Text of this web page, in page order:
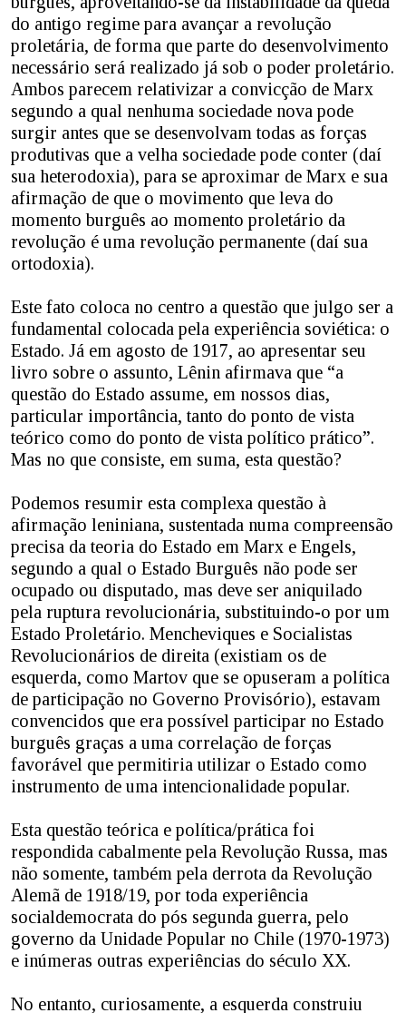
do antigo regime para avançar a revolução
proletária, de forma que parte do desenvolvimento
necessário será realizado já sob o poder proletário.
Ambos parecem relativizar a convicção de Marx
segundo a qual nenhuma sociedade nova pode
surgir antes que se desenvolvam todas as forças
produtivas que a velha sociedade pode conter (daí
sua heterodoxia), para se aproximar de Marx e sua
afirmação de que o movimento que leva do
momento burguês ao momento proletário da
revolução é uma revolução permanente (daí sua
ortodoxia).
Este fato coloca no centro a questão que julgo ser a
fundamental colocada pela experiência soviética: o
Estado. Já em agosto de 1917, ao apresentar seu
livro sobre o assunto, Lênin afirmava que “a
questão do Estado assume, em nossos dias,
particular importância, tanto do ponto de vista
teórico como do ponto de vista político prático”.
Mas no que consiste, em suma, esta questão?
Podemos resumir esta complexa questão à
afirmação leniniana, sustentada numa compreensão
precisa da teoria do Estado em Marx e Engels,
segundo a qual o Estado Burguês não pode ser
ocupado ou disputado, mas deve ser aniquilado
pela ruptura revolucionária, substituindo-o por um
Estado Proletário. Mencheviques e Socialistas
Revolucionários de direita (existiam os de
esquerda, como Martov que se opuseram a política
de participação no Governo Provisório), estavam
convencidos que era possível participar no Estado
burguês graças a uma correlação de forças
favorável que permitiria utilizar o Estado como
instrumento de uma intencionalidade popular.
Esta questão teórica e política/prática foi
respondida cabalmente pela Revolução Russa, mas
não somente, também pela derrota da Revolução
Alemã de 1918/19, por toda experiência
socialdemocrata do pós segunda guerra, pelo
governo da Unidade Popular no Chile (1970-1973)
e inúmeras outras experiências do século XX.
No entanto, curiosamente, a esquerda construiu